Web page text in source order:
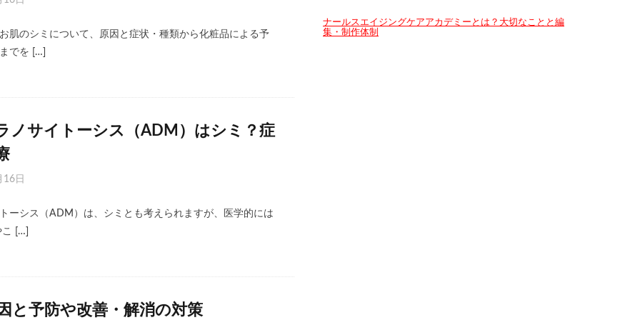
肌のシミについて、原因と症状・種類から化粧品による予
でを […]
ノサイトーシス（ADM）はシミ？症
16日
ーシス（ADM）は、シミとも考えられますが、医学的には
[…]
と予防や改善・解消の対策
ナールスエイジングケアアカデミーとは？大切なことと編
集・制作体制